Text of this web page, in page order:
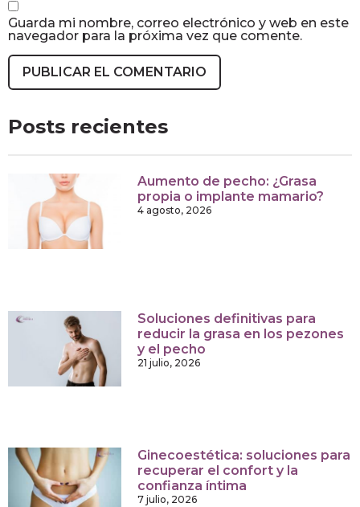
Guarda mi nombre, correo electrónico y web en este
navegador para la próxima vez que comente.
Posts recientes
Aumento de pecho: ¿Grasa
propia o implante mamario?
4 agosto, 2026
Soluciones definitivas para
reducir la grasa en los pezones
y el pecho
21 julio, 2026
Ginecoestética: soluciones para
recuperar el confort y la
confianza íntima
7 julio, 2026